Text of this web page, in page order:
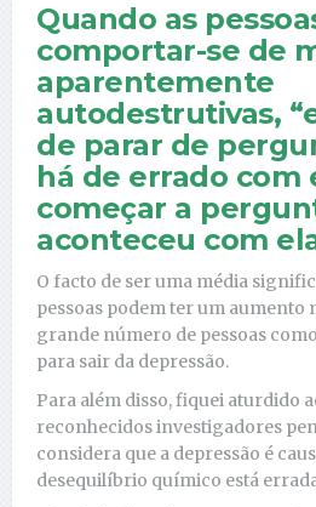
Quando as
comportar-se de
aparentemente
autodestrutivas,
de parar de
há de errado com
começar a
aconteceu com
O facto de ser uma média
pessoas podem ter um aumento
grande número de pessoas
para sair da depressão.
Para além disso, fiquei aturdido
reconhecidos investigadores
considera que a depressão é
desequilíbrio químico está